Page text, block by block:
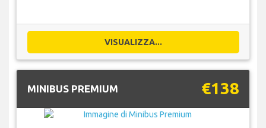
VISUALIZZA...
MINIBUS PREMIUM €138